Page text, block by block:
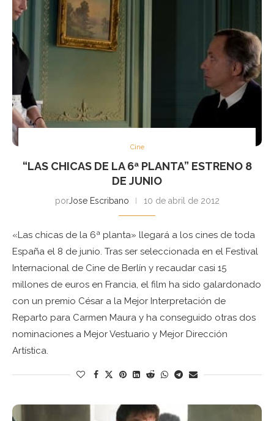
Cine
“LAS CHICAS DE LA 6ª PLANTA” ESTRENO 8
DE JUNIO
porJose Escribano 10 de abril de 2012
«Las chicas de la 6ª planta» llegará a los cines de toda
España el 8 de junio. Tras ser seleccionada en el Festival
Internacional de Cine de Berlín y recaudar casi 15
millones de euros en Francia, el film ha sido galardonado
con un premio César a la Mejor Interpretación de
Reparto para Carmen Maura y ha conseguido otras dos
nominaciones a Mejor Vestuario y Mejor Dirección
Artística.